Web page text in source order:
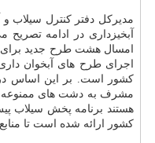
مدیركل دفتر كنترل سیلاب و
آبخیزداری در ادامه
امسال هشت طرح جدید برای
اجرای طرح های آبخوان
مشرف به دشت های ممنوعه
هستند برنامه پخش سیلاب
كشور ارائه شده است تا